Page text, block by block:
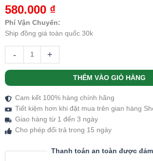
5.00 trên 5
dựa trên
1
580.000 ₫
Phí Vận Chuyển:
Ship đồng giá toàn quốc 30k
- +
THÊM VÀO GIỎ HÀNG
Cam kết 100% hàng chính hãng
Tiết kiệm hơn khi đặt mua trên gian hàng
Giao hàng từ 1 đến 3 ngày
Cho phép đổi trả trong 15 ngày
Thanh toán an toàn được